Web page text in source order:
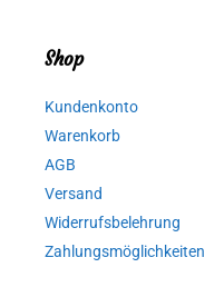
Shop
Kundenkonto
Warenkorb
AGB
Versand
Widerrufsbelehrung
Zahlungsmöglichkeiten